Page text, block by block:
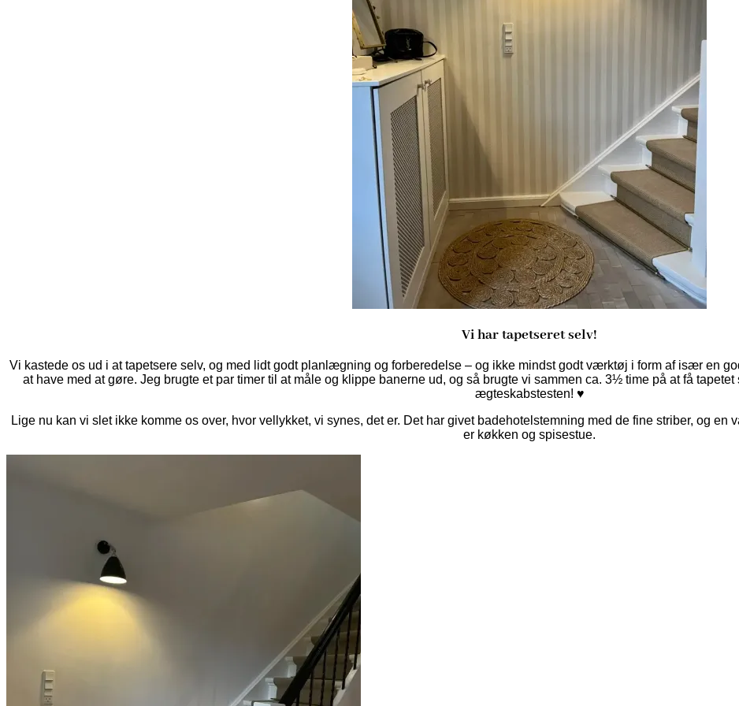
Vi har tapetseret selv!
Vi kastede os ud i at tapetsere selv, og med lidt godt planlægning og forberedelse – og ikke mindst godt værktøj i form af især en
at have med at gøre. Jeg brugte et par timer til at måle og klippe banerne ud, og så brugte vi sammen ca. 3½ time på at få
ægteskabstesten! ♥
Lige nu kan vi slet ikke komme os over, hvor vellykket, vi synes, det er. Det har givet badehotelstemning med de fine striber, og
er køkken og spisestue.